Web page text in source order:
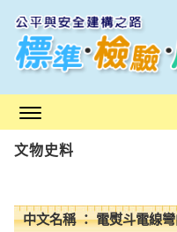
內
文物史料
中文名稱 ： 電熨斗電線